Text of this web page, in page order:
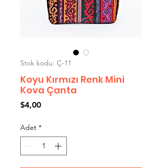
Stok kodu: Ç-11
Koyu Kırmızı Renk Mini
Kova Çanta
$4,00Fiyat
Adet *